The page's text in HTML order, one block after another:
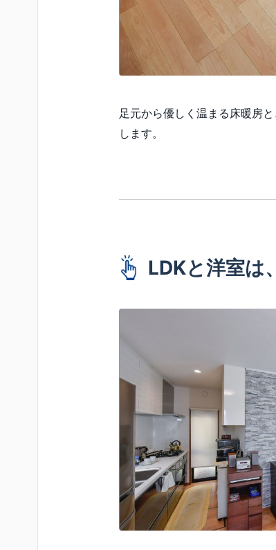
足元から優しく温まる床暖房
します。
LDKと洋室は